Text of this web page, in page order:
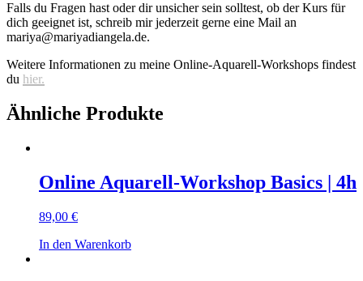
Falls du Fragen hast oder dir unsicher sein solltest, ob der Kurs für
dich geeignet ist, schreib mir jederzeit gerne eine Mail an
mariya@mariyadiangela.de.
Weitere Informationen zu meine Online-Aquarell-Workshops findest
du hier.
Ähnliche Produkte
Online Aquarell-Workshop Basics | 4h
89,00 €
In den Warenkorb